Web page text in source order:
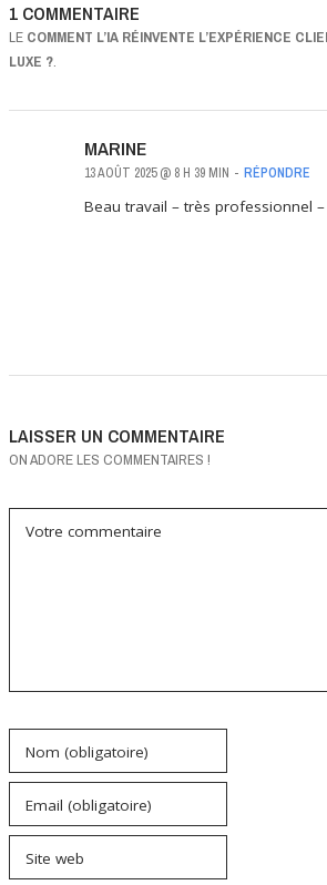
1 COMMENTAIRE
LE COMMENT L’IA RÉINVENTE L’EXPÉRIENCE
LUXE ?.
MARINE
13 AOÛT 2025 @ 8 H 39 MIN - RÉPONDRE
Beau travail – très professionnel
LAISSER UN COMMENTAIRE
ON ADORE LES COMMENTAIRES !
Votre commentaire
Nom (obligatoire)
Email (obligatoire)
Site web